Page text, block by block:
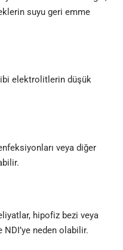
suyu geri emme
elektrolitlerin düşük
veya diğer
hipofiz bezi veya
neden olabilir.